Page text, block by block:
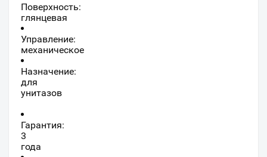
Поверхность:
глянцевая
Управление:
механическое
Назначение:
для
унитазов
Гарантия:
3
года